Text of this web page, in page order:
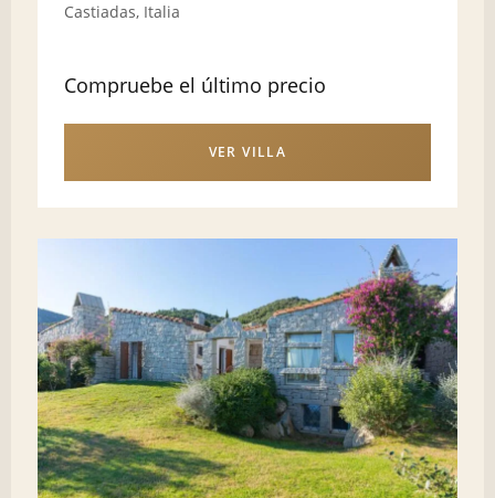
Castiadas, Italia
Compruebe el último precio
VER VILLA